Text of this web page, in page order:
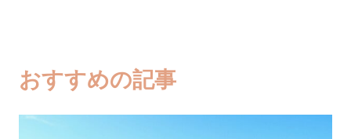
おすすめの記事